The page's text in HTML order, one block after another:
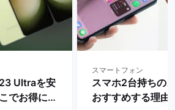
Ultraを安
でお得に購
スマートフォン
スマホ2台持ちの
おすすめする理由